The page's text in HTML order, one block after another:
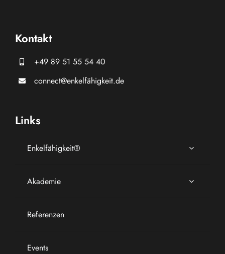
Kontakt
+49 89 51 55 54 40
connect@enkelfähigkeit.de
Links
Enkelfähigkeit®
Akademie
Referenzen
Events